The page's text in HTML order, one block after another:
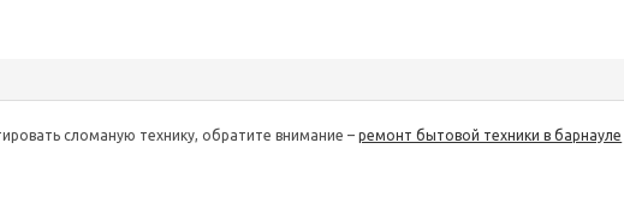
сломаную технику, обратите внимание –ремонт бытовой техники в барнауле